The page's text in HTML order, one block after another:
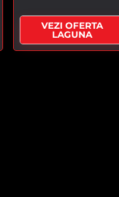
VEZI OFERTA
LAGUNA